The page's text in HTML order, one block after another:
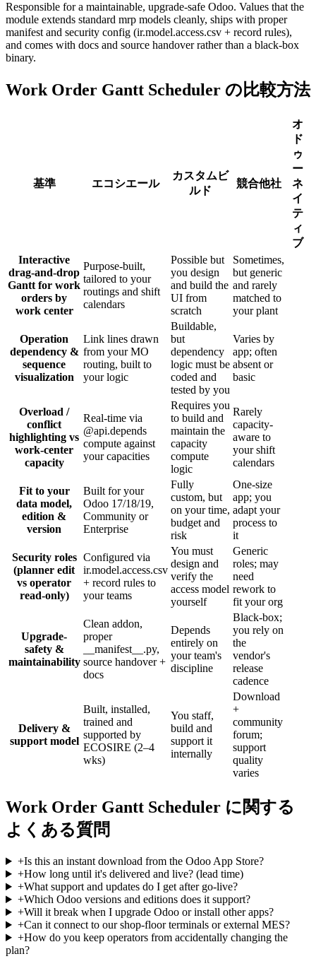
Responsible for a maintainable, upgrade-safe Odoo. Values that the
module extends standard mrp models cleanly, ships with proper
manifest and security config (ir.model.access.csv + record rules),
and comes with docs and source handover rather than a black-box
binary.
Work Order Gantt Scheduler の比較方法
基準 エコシエール
カスタムビ
ルド
競合他社
オ
ド
ゥ
ー
ネ
イ
テ
ィ
ブ
Interactive
drag-and-drop
Gantt for work
orders by
work center
Purpose-built,
tailored to your
routings and shift
calendars
Possible but
you design
and build the
UI from
scratch
Sometimes,
but generic
and rarely
matched to
your plant
Operation
dependency &
sequence
visualization
Link lines drawn
from your MO
routing, built to
your logic
Buildable,
but
dependency
logic must be
coded and
tested by you
Varies by
app; often
absent or
basic
Overload /
conflict
highlighting vs
work-center
capacity
Real-time via
@api.depends
compute against
your capacities
Requires you
to build and
maintain the
capacity
compute
logic
Rarely
capacity-
aware to
your shift
calendars
Fit to your
data model,
edition &
version
Built for your
Odoo 17/18/19,
Community or
Enterprise
Fully
custom, but
on your time,
budget and
risk
One-size
app; you
adapt your
process to
it
Security roles
(planner edit
vs operator
read-only)
Configured via
ir.model.access.csv
+ record rules to
your teams
You must
design and
verify the
access model
yourself
Generic
roles; may
need
rework to
fit your org
Upgrade-
safety &
maintainability
Clean addon,
proper
__manifest__.py,
source handover +
docs
Depends
entirely on
your team's
discipline
Black-box;
you rely on
the
vendor's
release
cadence
Delivery &
support model
Built, installed,
trained and
supported by
ECOSIRE (2–4
wks)
You staff,
build and
support it
internally
Download
+
community
forum;
support
quality
varies
Work Order Gantt Scheduler に関する
よくある質問
+Is this an instant download from the Odoo App Store?
+How long until it's delivered and live? (lead time)
+What support and updates do I get after go-live?
+Which Odoo versions and editions does it support?
+Will it break when I upgrade Odoo or install other apps?
+Can it connect to our shop-floor terminals or external MES?
+How do you keep operators from accidentally changing the
plan?